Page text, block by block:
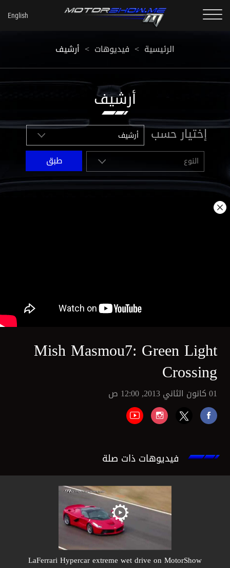
الرئيسية < فيديوهات < أرشيف
أرشيف
إختيار حسب
Mish Masmou7: Green Light
Crossing
01 كانون الثاني 2013, 12:00 ص
فيديوهات ذات صلة
LaFerrari Hypercar extreme wet drive on MotorShow